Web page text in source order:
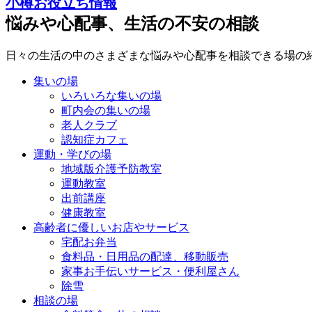
悩みや心配事、生活の不安の相談
日々の生活の中のさまざまな悩みや心配事を相談できる場の
集いの場
いろいろな集いの場
町内会の集いの場
老人クラブ
認知症カフェ
運動・学びの場
地域版介護予防教室
運動教室
出前講座
健康教室
高齢者に優しいお店やサービス
宅配お弁当
食料品・日用品の配達、移動販売
家事お手伝いサービス・便利屋さん
除雪
相談の場